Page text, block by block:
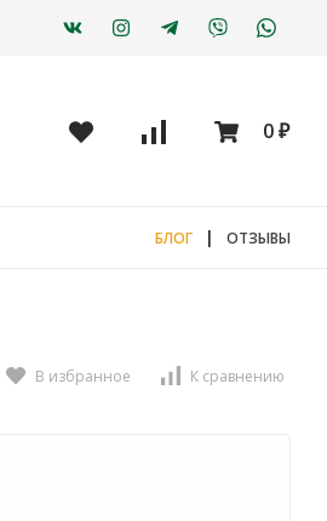
0 ₽
БЛОГ | ОТЗЫВЫ
В избранное К сравнению